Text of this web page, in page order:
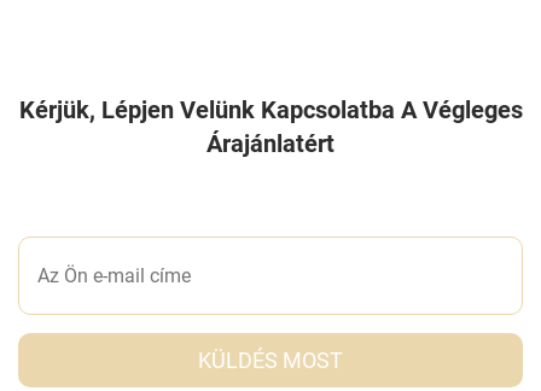
Kérjük, Lépjen Velünk Kapcsolatba A Végleges
Árajánlatért
KÜLDÉS MOST